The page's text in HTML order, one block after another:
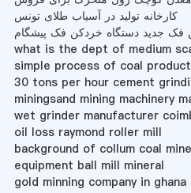
کارخانه تولید در آسیاب طلای تونس
فک جدید دستگاه خردکن فک پیشگام
what is the dept of medium
simple process of coal
30 tons per hour cement
miningsand mining machinery
wet grinder manufacturer
oil loss raymond roller mill
background of collum coal mine
equipment ball mill mineral
gold minning company in ghana